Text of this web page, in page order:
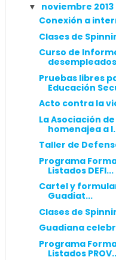
▼ noviembre 2013
Conexión a
Clases de
Curso de
desempleados
Pruebas libres
Educación
Acto contra la
La Asociación
homenajea a
Taller de
Programa
Listados DEFI...
Cartel y
Guadiat...
Clases de
Guadiana
Programa
Listados